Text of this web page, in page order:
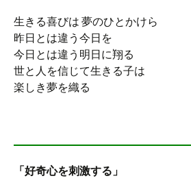
生きる喜びは 夢のひとかけら
昨日とは違う今日を
今日とは違う明日に翔る
世と人を信じて生きる子は
楽しき夢を織る
「好奇心を刺激する」